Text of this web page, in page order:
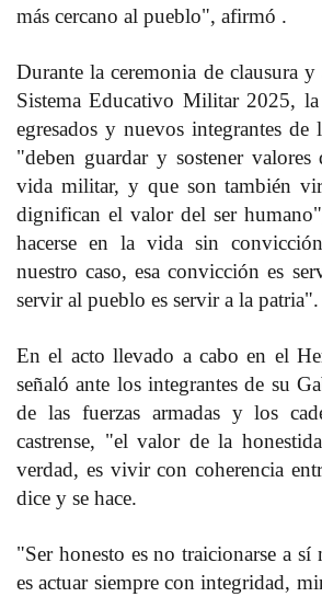
más cercano al pueblo", afirmó .
Durante la ceremonia de clausura
Sistema Educativo Militar 2025,
egresados y nuevos integrantes de
"deben guardar y sostener
vida militar, y que son también
dignifican el valor del ser
hacerse en la vida sin
nuestro caso, esa convicción es
servir al pueblo es servir a la patria".
En el acto llevado a cabo en el
señaló ante los integrantes de su
de las fuerzas armadas y los
castrense, "el valor de la
verdad, es vivir con coherencia
dice y se hace.
"Ser honesto es no traicionarse a
es actuar siempre con integridad,